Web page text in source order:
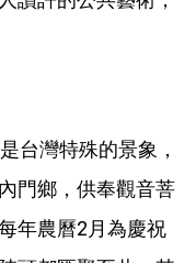
台灣特殊的景象，
門鄉，供奉觀音菩
年農曆2月為慶祝